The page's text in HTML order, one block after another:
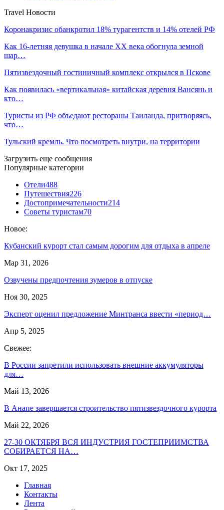
Travel Новости
Коронакризис обанкротил 18% турагентств и 14% отелей РФ
Как 16-летняя девушка в начале XX века обогнула земной
шар…
Пятизвездочный гостиничный комплекс открылся в Пскове
Как появилась «вертикальная» китайская деревня Вансянь и
кто…
Туристы из РФ объедают рестораны Таиланда, притворяясь,
что…
Тульский кремль. Что посмотреть внутри, на территории
Загрузить еще сообщения
Популярные категории
Отели488
Путешествия226
Достопримечательности214
Советы туристам70
Новое:
Кубанский курорт стал самым дорогим для отдыха в апреле
Мар 31, 2026
Озвучены предпочтения зумеров в отпуске
Ноя 30, 2025
Эксперт оценил предложение Минтранса ввести «период…
Апр 5, 2025
Свежее:
В России запретили использовать внешние аккумуляторы
для…
Май 13, 2026
В Анапе завершается строительство пятизвездочного курорта
Май 22, 2026
27-30 ОКТЯБРЯ ВСЯ ИНДУСТРИЯ ГОСТЕПРИИМСТВА
СОБИРАЕТСЯ НА…
Окт 17, 2025
Главная
Контакты
Лента